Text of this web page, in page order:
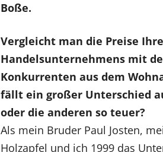
Boße.
Vergleicht man die Preise
Handelsunternehmens mit
Konkurrenten aus dem
fällt ein großer Unterschied
oder die anderen so teuer?
Als mein Bruder Paul Josten,
Holzapfel und ich 1999 das